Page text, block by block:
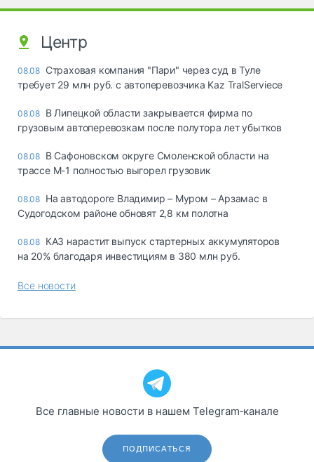
Центр
08.08 Страховая компания "Пари" через суд в Туле
требует 29 млн руб. с автоперевозчика Kaz TralServiece
08.08 В Липецкой области закрывается фирма по
грузовым автоперевозкам после полутора лет убытков
08.08 В Сафоновском округе Смоленской области на
трассе М-1 полностью выгорел грузовик
08.08 На автодороге Владимир – Муром – Арзамас в
Судогодском районе обновят 2,8 км полотна
08.08 КАЗ нарастит выпуск стартерных аккумуляторов
на 20% благодаря инвестициям в 380 млн руб.
Все новости
Все главные новости в нашем Telegram‑канале
ПОДПИСАТЬСЯ